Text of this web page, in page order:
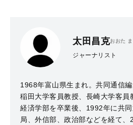
太田昌克おおた
ジャーナリスト
1968年富山県生まれ。共同通信
稲田大学客員教授、長崎大学客員
経済学部を卒業後、1992年に共
局、外信部、政治部などを経て